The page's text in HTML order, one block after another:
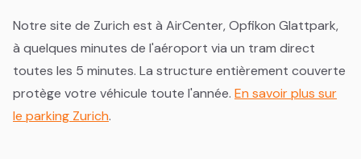
Notre site de Zurich est à AirCenter, Opfikon Glattpark,
à quelques minutes de l'aéroport via un tram direct
toutes les 5 minutes. La structure entièrement couverte
protège votre véhicule toute l'année. En savoir plus sur
le parking Zurich.